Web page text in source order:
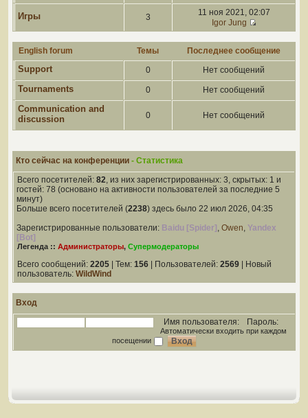
Игры 3
11 ноя 2021, 02:07
Igor Jung
English forum Темы Последнее сообщение
Support 0 Нет сообщений
Tournaments 0 Нет сообщений
Communication and
discussion
0 Нет сообщений
Кто сейчас на конференции - Статистика
Всего посетителей: 82, из них зарегистрированных: 3, скрытых: 1 и
гостей: 78 (основано на активности пользователей за последние 5
минут)
Больше всего посетителей (2238) здесь было 22 июл 2026, 04:35
Зарегистрированные пользователи: Baidu [Spider] , Owen, Yandex
[Bot]
Легенда :: Администраторы, Супермодераторы
Всего сообщений: 2205 | Тем: 156 | Пользователей: 2569 | Новый
пользователь: WildWind
Вход
Имя пользователя:
Пароль:
Автоматически входить при каждом
посещении